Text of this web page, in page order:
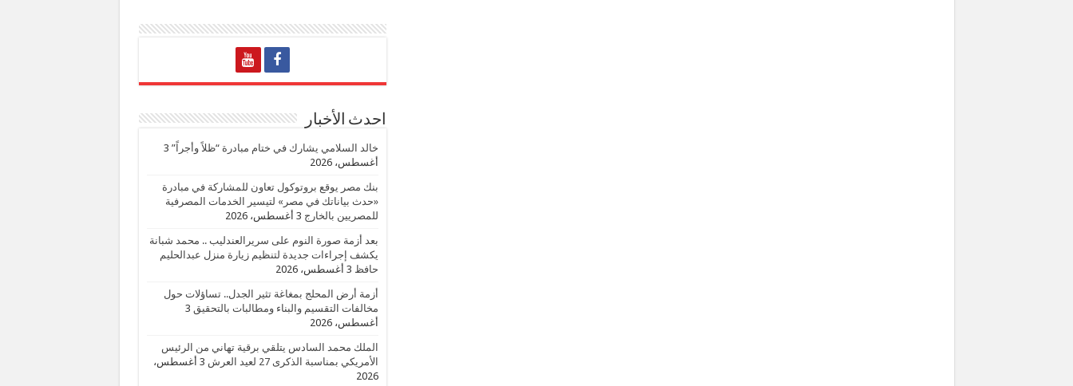
احدث الأخبار
خالد السلامي يشارك في ختام مبادرة “ظلاً وأجراً” 3
أغسطس، 2026
بنك مصر يوقع بروتوكول تعاون للمشاركة في مبادرة
«حدث بياناتك في مصر» لتيسير الخدمات المصرفية
للمصريين بالخارج 3 أغسطس، 2026
بعد أزمة صورة النوم على سريرالعندليب .. محمد شبانة
يكشف إجراءات جديدة لتنظيم زيارة منزل عبدالحليم
حافظ 3 أغسطس، 2026
أزمة أرض المحلج بمغاغة تثير الجدل.. تساؤلات حول
مخالفات التقسيم والبناء ومطالبات بالتحقيق 3
أغسطس، 2026
الملك محمد السادس يتلقي برقية تهاني من الرئيس
الأمريكي بمناسبة الذكرى 27 لعيد العرش
3 أغسطس،
2026